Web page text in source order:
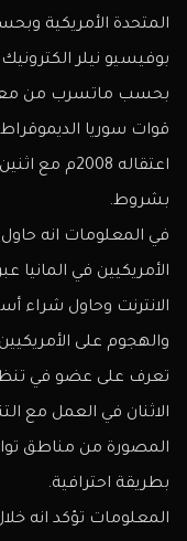
المتحدة الأمريكية
بوفيسيو نيلر الكترونيك
بحسب ماتسرب من
قوات سوريا
اعتقاله
بشروط.
في المعلومات انه
الأمريكيين في المانيا
الانترنت وحاول شراء
والهجوم على
تعرف على عضو في
الاثنان في العمل مع
المصورة من مناطق
بطريقة احترافية.